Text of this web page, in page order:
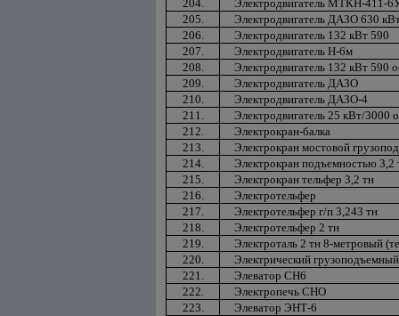
204.
Электродвигатель МТКН-411-
205.
Электродвигатель ДАЗО 630
206.
Электродвигатель 132 кВт 590
207.
Электродвигатель Н-6м
208.
Электродвигатель 132 кВт 590
209.
Электродвигатель ДАЗО
210.
Электродвигатель ДАЗО-4
211.
Электродвигатель 25 кВт/3000
212.
Электрокран-балка
213.
Электрокран мостовой
214.
Электрокран подъемностью 3,2
215.
Электрокран тельфер 3,2 тн
216.
Электротельфер
217.
Электротельфер г/п 3,243 тн
218.
Электротельфер 2 тн
219.
Электроталь 2 тн 8-метровый
220.
Электрический
221.
Элеватор СН6
222.
Электропечь СНО
223.
Элеватор ЭНТ-6